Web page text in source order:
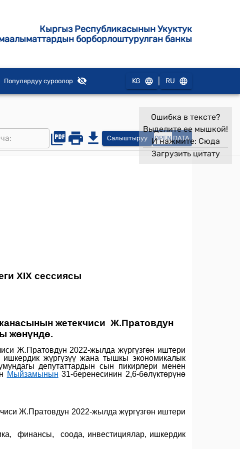
Кыргыз Республикасынын Укуктук
борборлоштурулган банкы
Популярдуу суроолор KG RU
Салыштыруу OPEN DATA
Ошибка в тексте?
Выделите ее мышкой!
И нажмите: Сюда
Загрузить цитату